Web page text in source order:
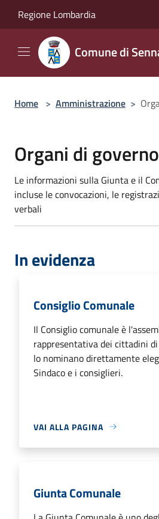
Regione Lombardia
Comune di
Home > Amministrazione >
Organi di governo
Le informazioni sulla Giunta e il
incluse le convocazioni, le
verbali
In evidenza
Consiglio Comunale
Il Consiglio comunale è
rappresentativa dei cittadini
lo nominano direttamente
Sindaco e i consiglieri.
VAI ALLA PAGINA
Giunta Comunale